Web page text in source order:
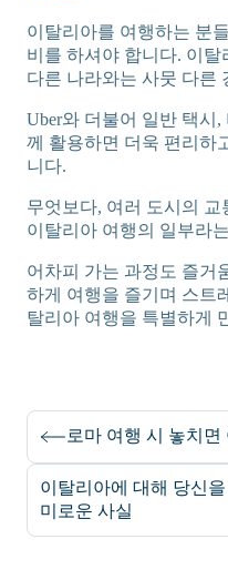
이탈리아를 여행하는 분
비를 하셔야 합니다. 이
다른 나라와는 사뭇 다른
Uber와 더불어 일반 택시
께 활용하면 더욱 편리하
니다.
무엇보다, 여러 도시의
이탈리아 여행의 일부라
어차피 가는 과정도 즐거
하게 여행을 즐기며 스트
탈리아 여행을 특별하게
로마 여행 시 놓치면
이탈리아에 대해 당신
미로운 사실